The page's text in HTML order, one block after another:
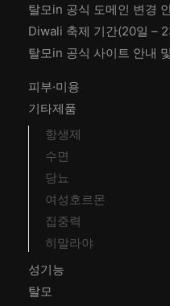
탈모in 공식 도메인 변경
Diwali 축제 기간(20일 –
탈모in 공식 사이트 안내
피부·미용
기타제품
항생제
수면
당뇨
여성호르몬
집중력
히말라야
성기능
탈모